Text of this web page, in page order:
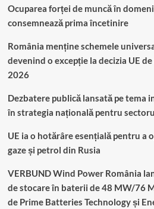
Ocuparea forței de muncă în
consemnează prima încetinire
România menține schemele
devenind o excepție la decizia UE
2026
Dezbatere publică lansată pe tema
în strategia națională pentru
UE ia o hotărâre esențială pentru a
gaze și petrol din Rusia
VERBUND Wind Power România
de stocare în baterii de 48 MW/76
de Prime Batteries Technology și